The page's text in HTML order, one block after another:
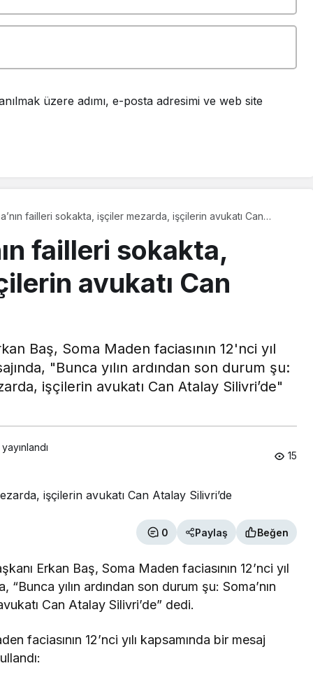
üzere adımı, e-posta adresimi ve web site
failleri sokakta, işçiler mezarda, işçilerin avukatı Can
failleri sokakta,
avukatı Can
Baş, Soma Maden faciasının 12'nci yıl
"Bunca yılın ardından son durum şu:
işçilerin avukatı Can Atalay Silivri’de"
15
0 Paylaş Beğen
Erkan Baş, Soma Maden faciasının 12’nci yıl
“Bunca yılın ardından son durum şu: Soma’nın
Can Atalay Silivri’de” dedi.
faciasının 12’nci yılı kapsamında bir mesaj